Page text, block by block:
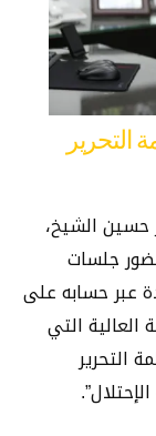
التحرير
حسين الشيخ،
جلسات
عبر حسابه على
التي
التحرير